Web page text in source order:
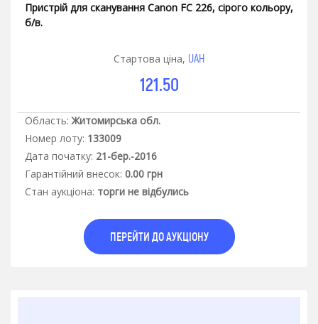
Пристрій для сканування Canon FC 226, сірого кольору,
б/в.
Стартова ціна, UAH
121.50
Область: Житомирська обл.
Номер лоту: 133009
Дата початку: 21-бер.-2016
Гарантiйний внесок: 0.00 грн
Стан аукцiона: торги не відбулись
ПЕРЕЙТИ ДО АУКЦІОНУ